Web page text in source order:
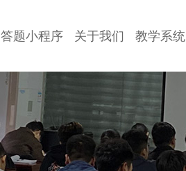
答题小程序 关于我们 教学系统